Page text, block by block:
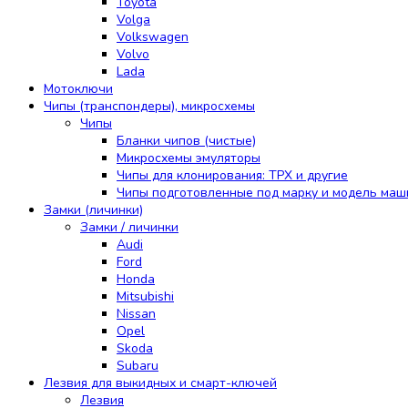
Volga
Volkswagen
Volvo
Lada
Мотоключи
Чипы (транспондеры), микросхемы
Чипы
Бланки чипов (чистые)
Микросхемы эмуляторы
Чипы для клонирования: TPX и другие
Чипы подготовленные под марку и модель
Замки (личинки)
Замки / личинки
Audi
Ford
Honda
Mitsubishi
Nissan
Opel
Skoda
Subaru
Лезвия для выкидных и смарт-ключей
Лезвия